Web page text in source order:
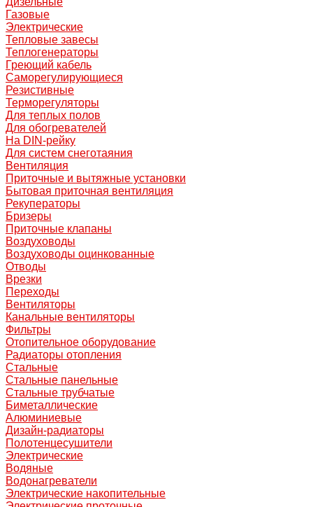
Газовые
Электрические
Тепловые завесы
Теплогенераторы
Греющий кабель
Саморегулирующиеся
Резистивные
Терморегуляторы
Для теплых полов
Для обогревателей
На DIN-рейку
Для систем снеготаяния
Вентиляция
Приточные и вытяжные установки
Бытовая приточная вентиляция
Рекуператоры
Бризеры
Приточные клапаны
Воздуховоды
Воздуховоды оцинкованные
Отводы
Врезки
Переходы
Вентиляторы
Канальные вентиляторы
Фильтры
Отопительное оборудование
Радиаторы отопления
Стальные
Стальные панельные
Стальные трубчатые
Биметаллические
Алюминиевые
Дизайн-радиаторы
Полотенцесушители
Электрические
Водяные
Водонагреватели
Электрические накопительные